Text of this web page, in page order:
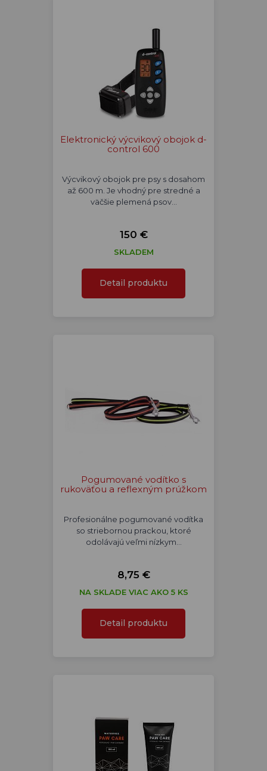
Elektronický výcvikový obojok d-
control 600
Výcvikový obojok pre psy s dosahom
až 600 m. Je vhodný pre stredné a
väčšie plemená psov…
150 €
SKLADEM
Detail produktu
Pogumované vodítko s
rukoväťou a reflexným prúžkom
Profesionálne pogumované vodítka
so striebornou prackou, ktoré
odolávajú veľmi nízkym…
8,75 €
NA SKLADE VIAC AKO 5 KS
Detail produktu